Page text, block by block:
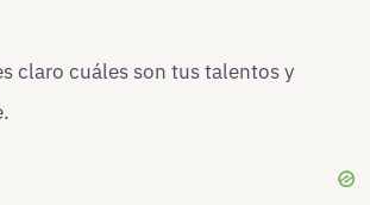
claro cuáles son tus talentos y